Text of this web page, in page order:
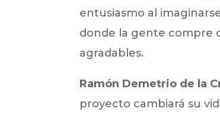
entusiasmo al
donde la gente compre
agradables.
Ramón Demetrio de la
proyecto cambiará su